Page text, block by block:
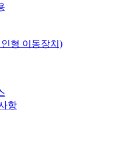
형 이동장치)
항